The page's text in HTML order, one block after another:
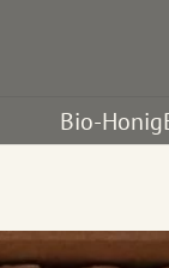
Bio-Honig